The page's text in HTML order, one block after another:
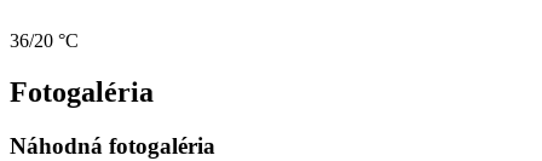
36/20 °C
Fotogaléria
Náhodná fotogaléria